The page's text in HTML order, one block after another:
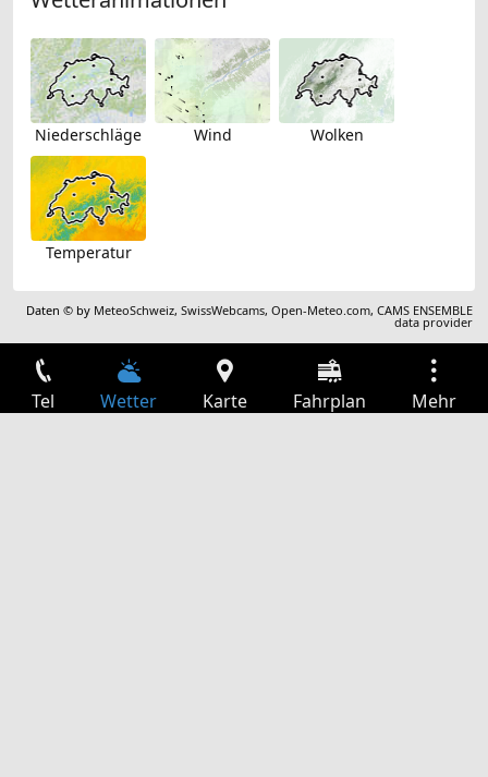
Niederschläge Wind Wolken
Temperatur
Daten © by MeteoSchweiz,SwissWebcams,Open-Meteo.com,CAMS ENSEMBLE
data provider
Tel Wetter Karte Fahrplan Mehr